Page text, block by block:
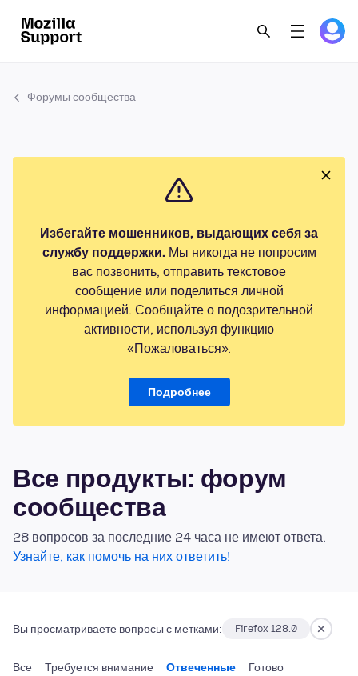
Форумы сообщества
Избегайте мошенников, выдающих себя за
службу поддержки.Мы никогда не попросим
вас позвонить, отправить текстовое
сообщение или поделиться личной
информацией. Сообщайте о подозрительной
активности, используя функцию
«Пожаловаться».
Подробнее
Все продукты: форум
сообщества
28 вопросов за последние 24 часа не имеют ответа.
Узнайте, как помочь на них ответить!
Вы просматриваете вопросы с метками: Firefox 128.0
Все Требуется внимание Отвеченные Готово